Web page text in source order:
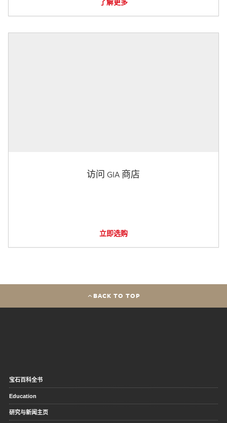
了解更多
访问 GIA 商店
立即选购
BACK TO TOP
宝石百科全书
Education
研究与新闻主页